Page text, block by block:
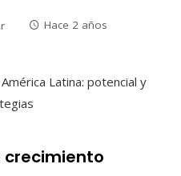
Hace 2 años
crecimiento